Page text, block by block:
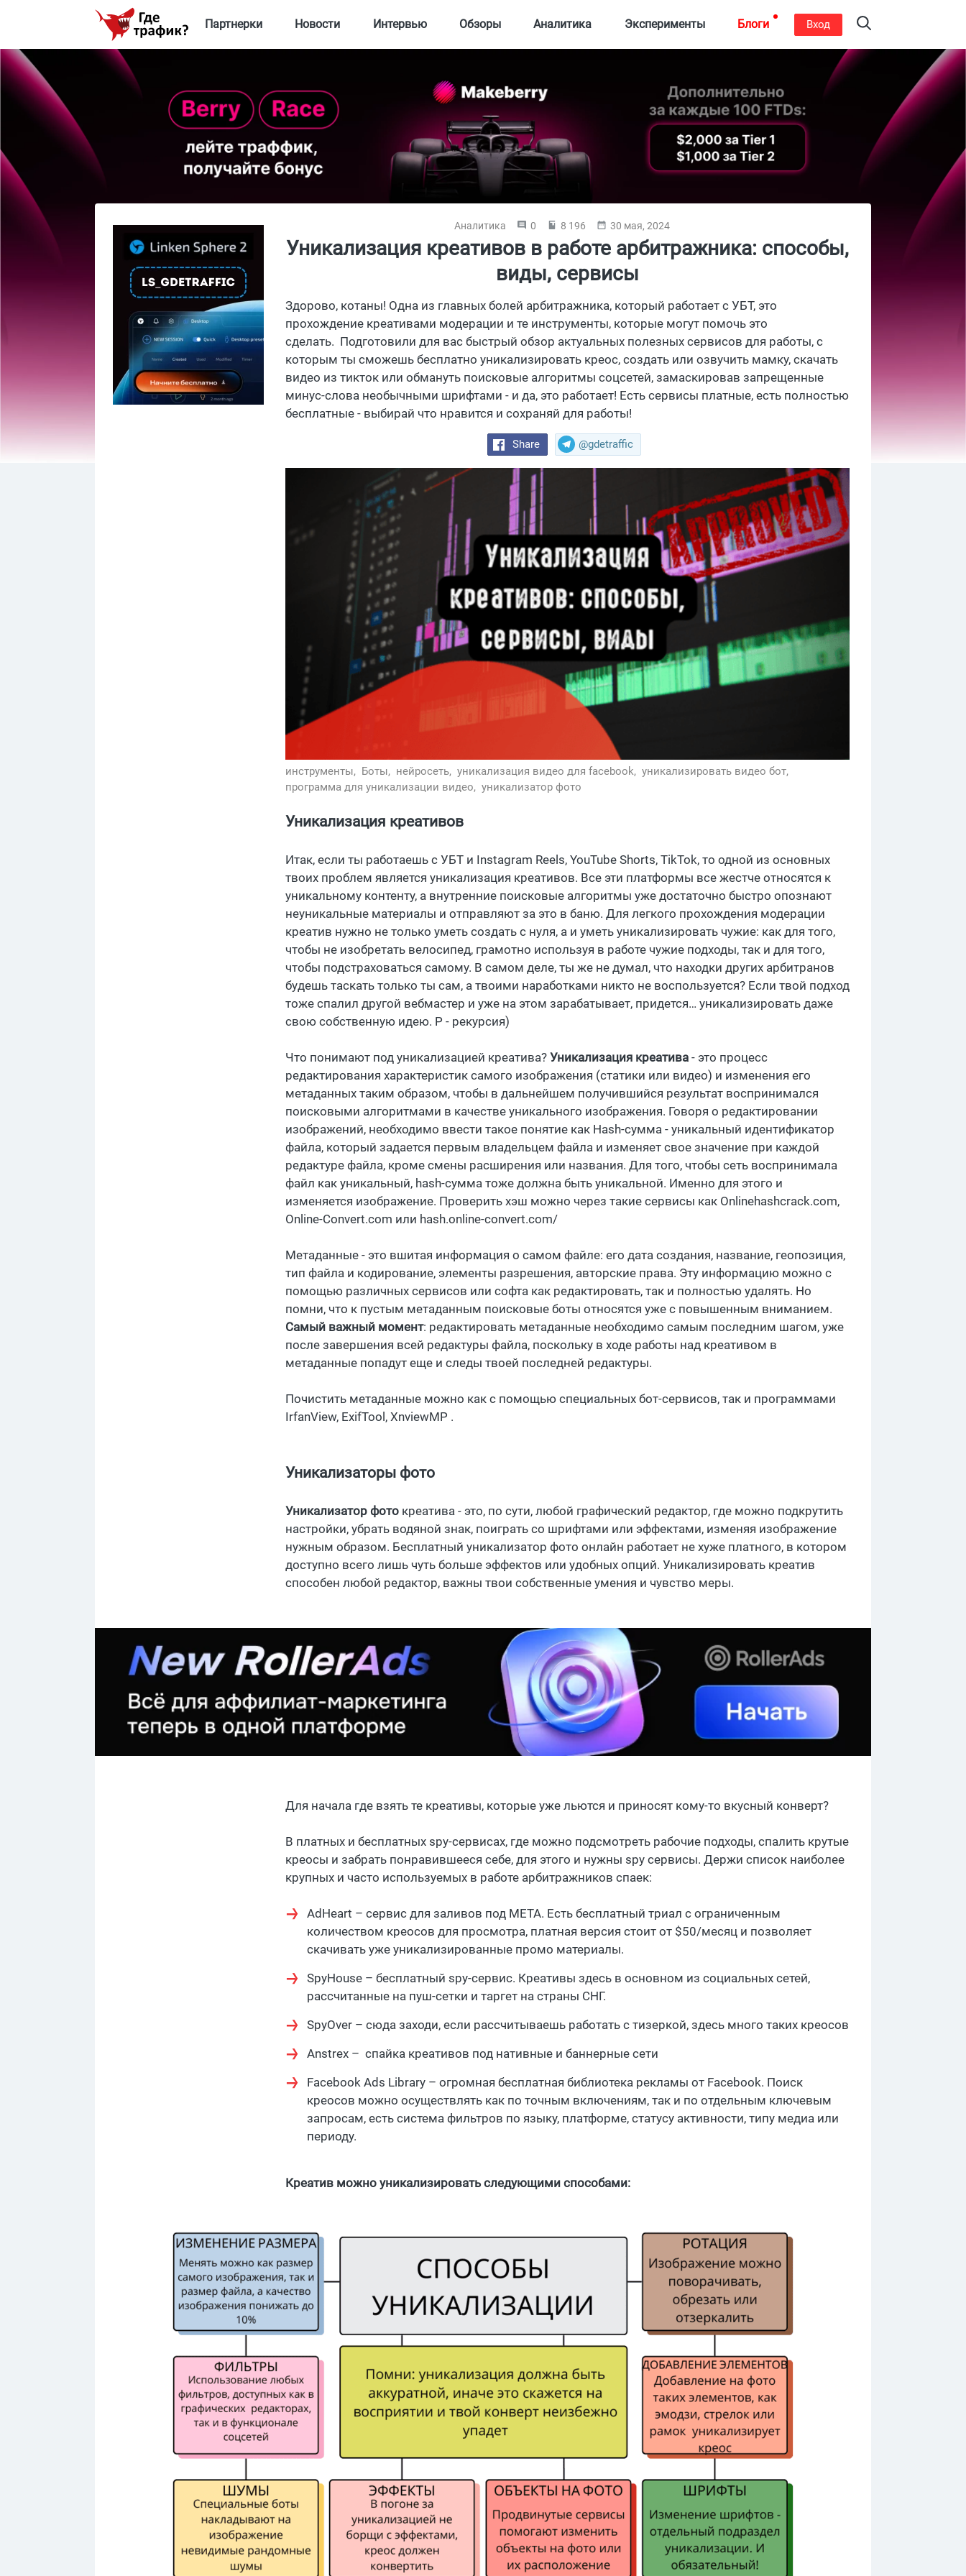
Партнерки Новости Интервью Обзоры Аналитика Эксперименты Блоги Вход
Аналитика 0 8 196 30 мая, 2024
Уникализация креативов в работе арбитражника: способы,
виды, сервисы
Здорово, котаны! Одна из главных болей арбитражника, который работает с УБТ, это
прохождение креативами модерации и те инструменты, которые могут помочь это
сделать. Подготовили для вас быстрый обзор актуальных полезных сервисов для работы, с
которым ты сможешь бесплатно уникализировать креос, создать или озвучить мамку, скачать
видео из тикток или обмануть поисковые алгоритмы соцсетей, замаскировав запрещенные
минус-слова необычными шрифтами - и да, это работает! Есть сервисы платные, есть полностью
бесплатные - выбирай что нравится и сохраняй для работы!
Share @gdetraffic
инструменты, Боты, нейросеть, уникализация видео для facebook, уникализировать видео бот,
программа для уникализации видео, уникализатор фото
Уникализация креативов
Итак, если ты работаешь с УБТ и Instagram Reels, YouTube Shorts, TikTok, то одной из основных
твоих проблем является уникализация креативов. Все эти платформы все жестче относятся к
уникальному контенту, а внутренние поисковые алгоритмы уже достаточно быстро опознают
неуникальные материалы и отправляют за это в баню. Для легкого прохождения модерации
креатив нужно не только уметь создать с нуля, а и уметь уникализировать чужие: как для того,
чтобы не изобретать велосипед, грамотно используя в работе чужие подходы, так и для того,
чтобы подстраховаться самому. В самом деле, ты же не думал, что находки других арбитранов
будешь таскать только ты сам, а твоими наработками никто не воспользуется? Если твой подход
тоже спалил другой вебмастер и уже на этом зарабатывает, придется… уникализировать даже
свою собственную идею. Р - рекурсия)
Что понимают под уникализацией креатива? Уникализация креатива - это процесс
редактирования характеристик самого изображения (статики или видео) и изменения его
метаданных таким образом, чтобы в дальнейшем получившийся результат воспринимался
поисковыми алгоритмами в качестве уникального изображения. Говоря о редактировании
изображений, необходимо ввести такое понятие как Hash-сумма - уникальный идентификатор
файла, который задается первым владельцем файла и изменяет свое значение при каждой
редактуре файла, кроме смены расширения или названия. Для того, чтобы сеть воспринимала
файл как уникальный, hash-сумма тоже должна быть уникальной. Именно для этого и
изменяется изображение. Проверить хэш можно через такие сервисы как Onlinehashcrack.com,
Online-Convert.com или hash.online-convert.com/
Метаданные - это вшитая информация о самом файле: его дата создания, название, геопозиция,
тип файла и кодирование, элементы разрешения, авторские права. Эту информацию можно с
помощью различных сервисов или софта как редактировать, так и полностью удалять. Но
помни, что к пустым метаданным поисковые боты относятся уже с повышенным вниманием.
Самый важный момент: редактировать метаданные необходимо самым последним шагом, уже
после завершения всей редактуры файла, поскольку в ходе работы над креативом в
метаданные попадут еще и следы твоей последней редактуры.
Почистить метаданные можно как с помощью специальных бот-сервисов, так и программами
IrfanView, ExifTool, XnviewMP .
Уникализаторы фото
Уникализатор фото креатива - это, по сути, любой графический редактор, где можно подкрутить
настройки, убрать водяной знак, поиграть со шрифтами или эффектами, изменяя изображение
нужным образом. Бесплатный уникализатор фото онлайн работает не хуже платного, в котором
доступно всего лишь чуть больше эффектов или удобных опций. Уникализировать креатив
способен любой редактор, важны твои собственные умения и чувство меры.
Для начала где взять те креативы, которые уже льются и приносят кому-то вкусный конверт?
В платных и бесплатных spy-сервисах, где можно подсмотреть рабочие подходы, спалить крутые
креосы и забрать понравившееся себе, для этого и нужны spy сервисы. Держи список наиболее
крупных и часто используемых в работе арбитражников спаек:
AdHeart – сервис для заливов под META. Есть бесплатный триал с ограниченным
количеством креосов для просмотра, платная версия стоит от $50/месяц и позволяет
скачивать уже уникализированные промо материалы.
SpyHouse – бесплатный spy-сервис. Креативы здесь в основном из социальных сетей,
рассчитанные на пуш-сетки и таргет на страны СНГ.
SpyOver – сюда заходи, если рассчитываешь работать с тизеркой, здесь много таких креосов
Anstrex – спайка креативов под нативные и баннерные сети
Facebook Ads Library – огромная бесплатная библиотека рекламы от Facebook. Поиск
креосов можно осуществлять как по точным включениям, так и по отдельным ключевым
запросам, есть система фильтров по языку, платформе, статусу активности, типу медиа или
периоду.
Креатив можно уникализировать следующими способами: